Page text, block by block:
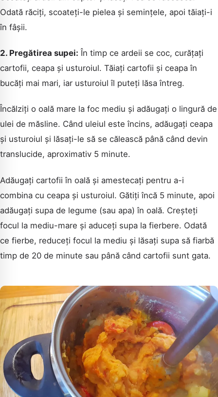
Odată răciți, scoateți-le pielea și semințele, apoi tăiați-i
în fâșii.
2. Pregătirea supei: În timp ce ardeii se coc, curățați
cartofii, ceapa și usturoiul. Tăiați cartofii și ceapa în
bucăți mai mari, iar usturoiul îl puteți lăsa întreg.
Încălziți o oală mare la foc mediu și adăugați o lingură de
ulei de măsline. Când uleiul este încins, adăugați ceapa
și usturoiul și lăsați-le să se călească până când devin
translucide, aproximativ 5 minute.
Adăugați cartofii în oală și amestecați pentru a-i
combina cu ceapa și usturoiul. Gătiți încă 5 minute, apoi
adăugați supa de legume (sau apa) în oală. Creșteți
focul la mediu-mare și aduceți supa la fierbere. Odată
ce fierbe, reduceți focul la mediu și lăsați supa să fiarbă
timp de 20 de minute sau până când cartofii sunt gata.